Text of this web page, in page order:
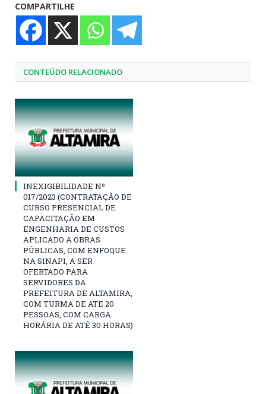
COMPARTILHE
CONTEÚDO RELACIONADO
INEXIGIBILIDADE Nº
017/2023 (CONTRATAÇÃO DE
CURSO PRESENCIAL DE
CAPACITAÇÃO EM
ENGENHARIA DE CUSTOS
APLICADO A OBRAS
PÚBLICAS, COM ENFOQUE
NA SINAPI, A SER
OFERTADO PARA
SERVIDORES DA
PREFEITURA DE ALTAMIRA,
COM TURMA DE ATE 20
PESSOAS, COM CARGA
HORÁRIA DE ATÉ 30 HORAS)